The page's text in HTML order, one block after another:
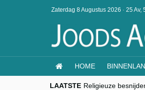
Zaterdag 8 Augustus 2026 · 25 Av,
HOME
LAATSTE Religieuze